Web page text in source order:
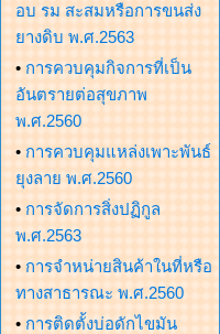
อบ รม สะสมหรือการขนส่ง
ยางดิบ พ.ศ.2563
• การควบคุมกิจการที่เป็น
อันตรายต่อสุขภาพ
พ.ศ.2560
• การควบคุมแหล่งเพาะพันธ์
ยุงลาย พ.ศ.2560
• การจัดการสิ่งปฏิกูล
พ.ศ.2563
• การจำหน่ายสินค้าในที่หรือ
ทางสาธารณะ พ.ศ.2560
• การติดตั้งบ่อดักไขมัน